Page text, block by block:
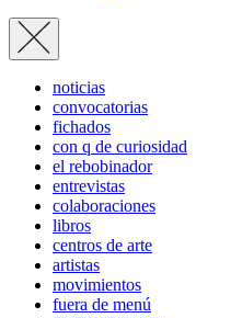
noticias
convocatorias
fichados
con q de curiosidad
el rebobinador
entrevistas
colaboraciones
libros
centros de arte
artistas
movimientos
fuera de menú